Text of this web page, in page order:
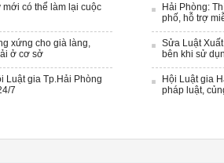
mới có thể làm lại cuộc
xứng cho già làng,
ở cơ sở
Luật gia Tp.Hải Phòng
7
Hải Phòng:
phố, hỗ trợ
Sửa Luật
bên khi sử
Hội Luật gia
pháp luật,